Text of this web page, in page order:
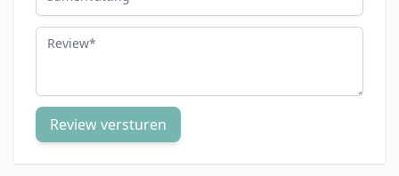
Review
Review versturen